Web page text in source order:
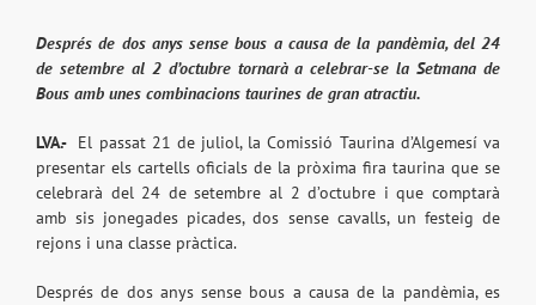
Després de dos anys sense bous a causa de la pandèmia, del 24
de setembre al 2 d’octubre tornarà a celebrar-se la Setmana de
Bous amb unes combinacions taurines de gran atractiu.
LVA.- El passat 21 de juliol, la Comissió Taurina d’Algemesí va
presentar els cartells oficials de la pròxima fira taurina que se
celebrarà del 24 de setembre al 2 d’octubre i que comptarà
amb sis jonegades picades, dos sense cavalls, un festeig de
rejons i una classe pràctica.
Després de dos anys sense bous a causa de la pandèmia, es